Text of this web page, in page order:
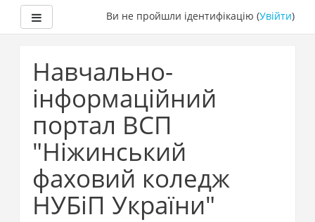
головного
Бокова панельВи не пройшли ідентифікацію (Увійти)
Навчально-
інформаційний
портал ВСП
"Ніжинський
фаховий коледж
НУБіП України"